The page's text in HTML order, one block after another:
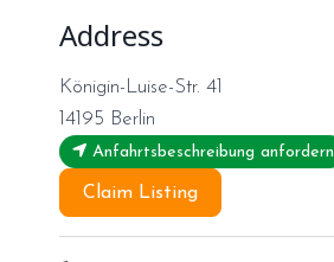
Address
Königin-Luise-Str. 41
14195 Berlin
Anfahrtsbeschreibung anfordern
Claim Listing